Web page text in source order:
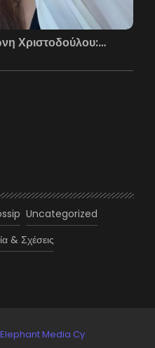
Χριστοδούλου:…
Uncategorized
& Σχέσεις
Elephant Media Cy